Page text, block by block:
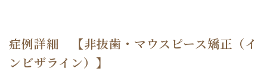
症例詳細 【非抜歯・マウスピース矯正（イ
ンビザライン）】